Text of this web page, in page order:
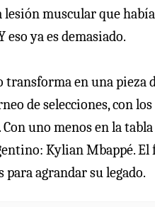
lesión muscular que
ya es demasiado.
en una pieza
de selecciones, con
uno menos en la
Kylian Mbappé. El
para agrandar su legado.